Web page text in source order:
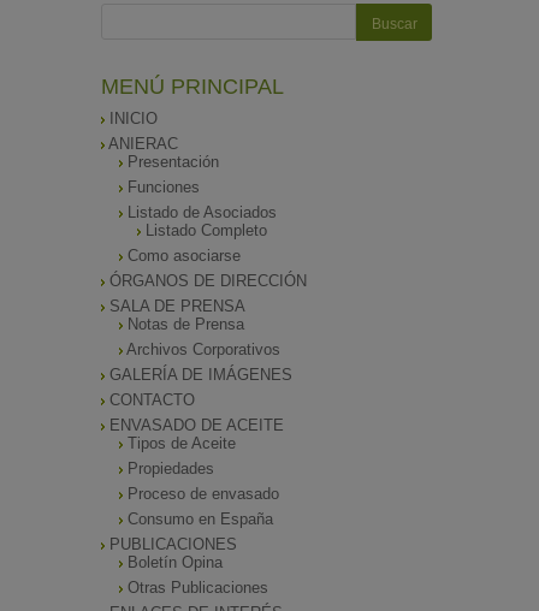
MENÚ PRINCIPAL
INICIO
ANIERAC
Presentación
Funciones
Listado de Asociados
Listado Completo
Como asociarse
ÓRGANOS DE DIRECCIÓN
SALA DE PRENSA
Notas de Prensa
Archivos Corporativos
GALERÍA DE IMÁGENES
CONTACTO
ENVASADO DE ACEITE
Tipos de Aceite
Propiedades
Proceso de envasado
Consumo en España
PUBLICACIONES
Boletín Opina
Otras Publicaciones